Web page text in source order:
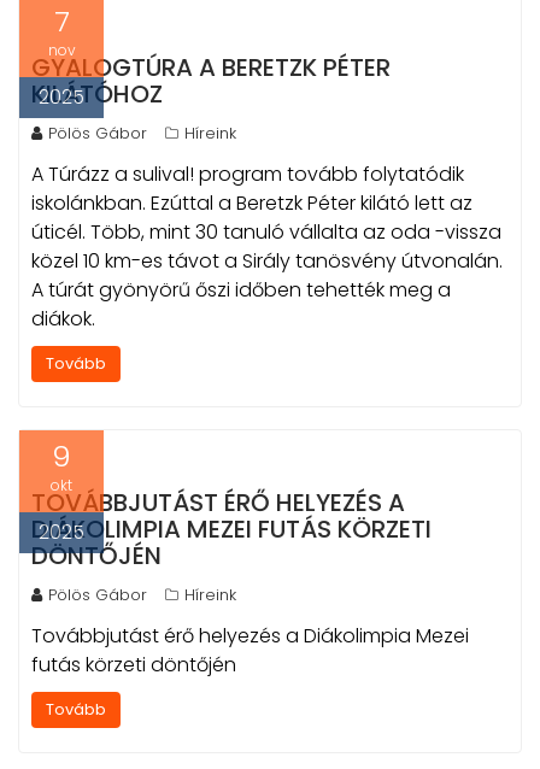
7
nov
2025
GYALOGTÚRA A BERETZK PÉTER
KILÁTÓHOZ
Pölös Gábor Híreink
A Túrázz a sulival! program tovább folytatódik
iskolánkban. Ezúttal a Beretzk Péter kilátó lett az
úticél. Több, mint 30 tanuló vállalta az oda -vissza
közel 10 km-es távot a Sirály tanösvény útvonalán.
A túrát gyönyörű őszi időben tehették meg a
diákok.
Tovább
9
okt
2025
TOVÁBBJUTÁST ÉRŐ HELYEZÉS A
DIÁKOLIMPIA MEZEI FUTÁS KÖRZETI
DÖNTŐJÉN
Pölös Gábor Híreink
Továbbjutást érő helyezés a Diákolimpia Mezei
futás körzeti döntőjén
Tovább